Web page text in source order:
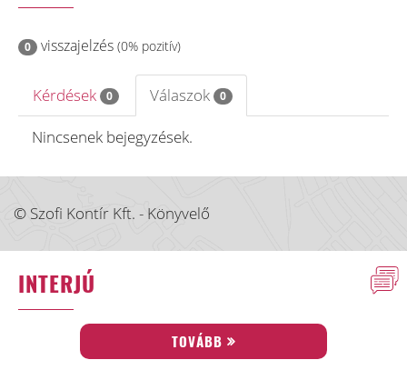
0 visszajelzés (0% pozitív)
Kérdések 0 Válaszok 0
Nincsenek bejegyzések.
© Szofi Kontír Kft. - Könyvelő
INTERJÚ
TOVÁBB